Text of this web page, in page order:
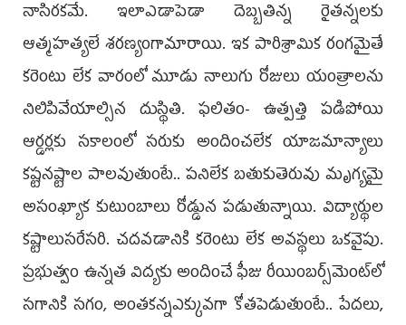
నాసిరకమే. ఇలాఎడాపెడా దెబ్బతిన్న రైతన్నలకు
ఆత్మహత్యలే శరణ్యంగామారాయి. ఇక పారిశ్రామిక రంగమైతే
కరెంటు లేక వారంలో మూడు నాలుగు రోజులు యంత్రాలను
నిలిపివేయాల్సిన దుస్థితి. ఫలితం- ఉత్పత్తి పడిపోయి
ఆర్డర్లకు సకాలంలో సరుకు అందించలేక యాజమాన్యాలు
కష్టనష్టాల పాలవుతుంటే.. పనిలేక బతుకుతెరువు మృగ్యమై
అసంఖ్యాక కుటుంబాలు రోడ్డున పడుతున్నాయి. విద్యార్థుల
కష్టాలుసరేసరి. చదవడానికి కరెంటు లేక అవస్థలు ఒకవైపు.
ప్రభుత్వం ఉన్నత విద్యకు అందించే ఫీజు రీయింబర్స్‌మెంట్‌లో
సగానికి సగం, అంతకన్నఎక్కువగా కోతపెడుతుంటే.. పేదలు,